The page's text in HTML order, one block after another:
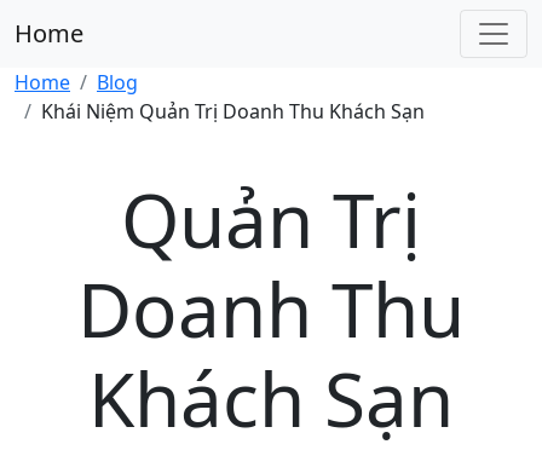
Home
Home
Blog
Khái Niệm Quản Trị Doanh Thu Khách Sạn
Quản Trị
Doanh Thu
Khách Sạn